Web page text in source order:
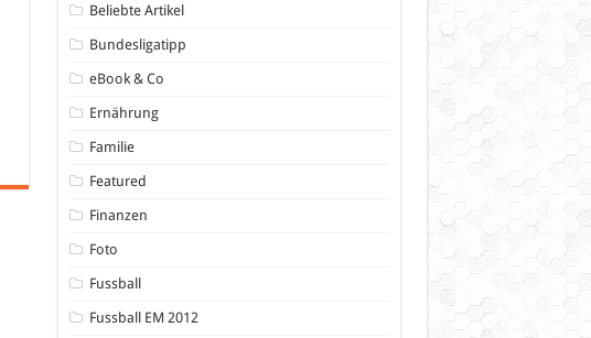
Beliebte Artikel
Bundesligatipp
eBook & Co
Ernährung
Familie
Featured
Finanzen
Foto
Fussball
Fussball EM 2012